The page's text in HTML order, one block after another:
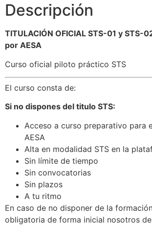
Descripción
TITULACIÓN OFICIAL STS-01 y STS-
por AESA
Curso oficial piloto práctico STS
El curso consta de:
Si no dispones del titulo STS:
Acceso a curso preparativo para
AESA
Alta en modalidad STS en la
Sin límite de tiempo
Sin convocatorias
Sin plazos
A tu ritmo
En caso de no disponer de la
obligatoria de forma inicial nosotros